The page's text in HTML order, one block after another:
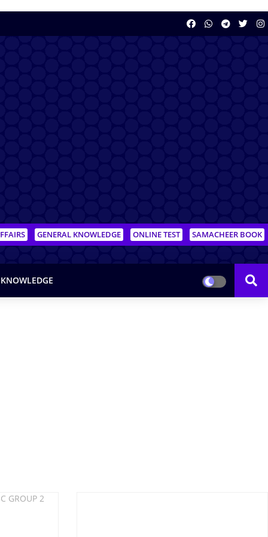
GENERAL KNOWLEDGE ONLINE TEST SAMACHEER BOOK
GROUP 2